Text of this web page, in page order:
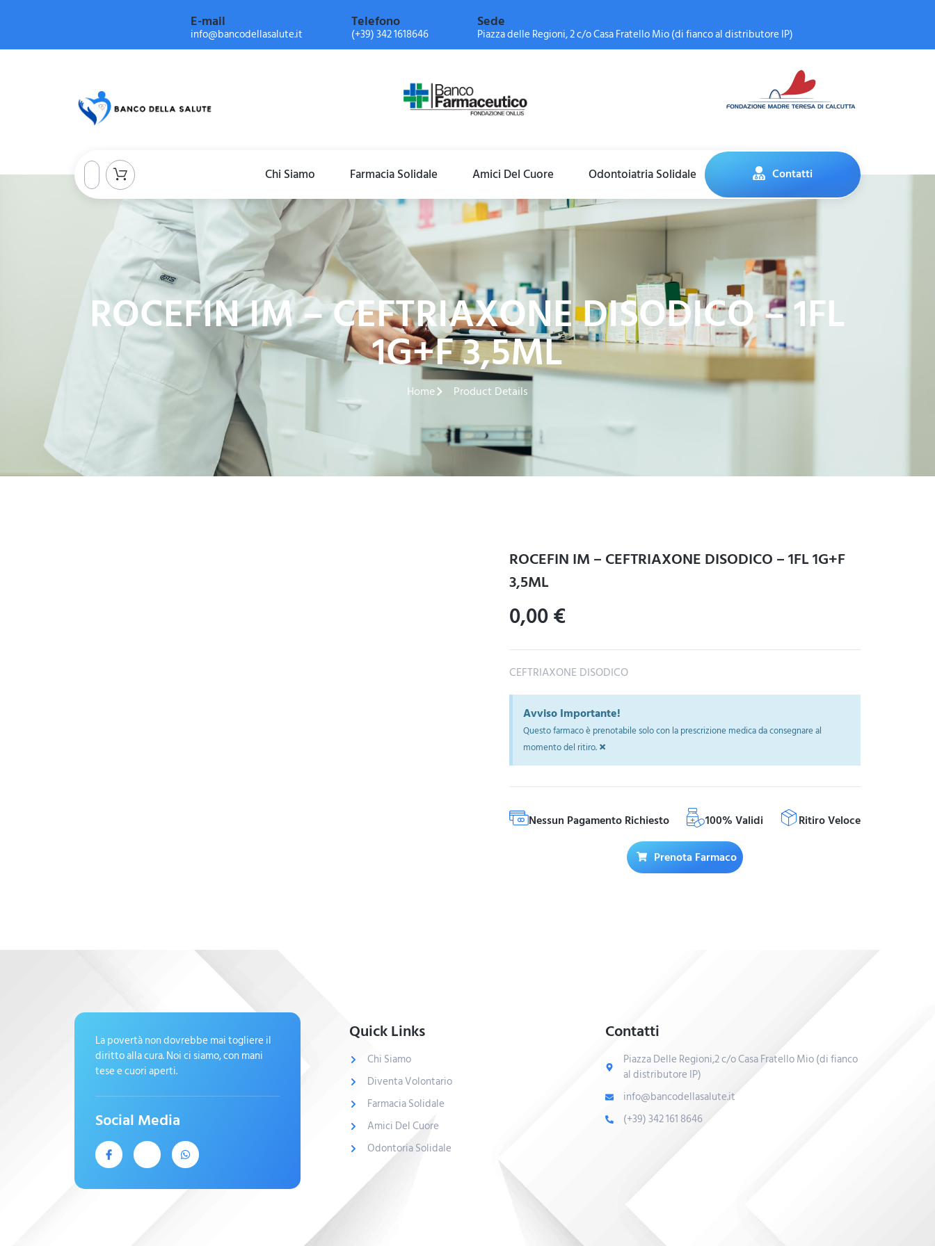
E-mail
info@bancodellasalute.it
Telefono
(+39) 342 1618646
Sede
Piazza delle Regioni, 2 c/o Casa Fratello Mio (di fianco al distributore IP)
Chi Siamo Farmacia Solidale Amici Del Cuore Odontoiatria Solidale Contatti
ROCEFIN IM – CEFTRIAXONE DISODICO – 1FL
1G+F 3,5ML
Home Product Details
ROCEFIN IM – CEFTRIAXONE DISODICO – 1FL 1G+F
3,5ML
0,00€
CEFTRIAXONE DISODICO
Avviso Importante!
Questo farmaco è prenotabile solo con la prescrizione medica da consegnare al
momento del ritiro.×
Nessun Pagamento Richiesto 100% Validi Ritiro Veloce
Prenota Farmaco
La povertà non dovrebbe mai togliere il
diritto alla cura. Noi ci siamo, con mani
tese e cuori aperti.
Social Media
Quick Links
Chi Siamo
Diventa Volontario
Farmacia Solidale
Amici Del Cuore
Odontoria Solidale
Contatti
Piazza Delle Regioni,2 c/o Casa Fratello Mio (di fianco
al distributore IP)
info@bancodellasalute.it
(+39) 342 161 8646